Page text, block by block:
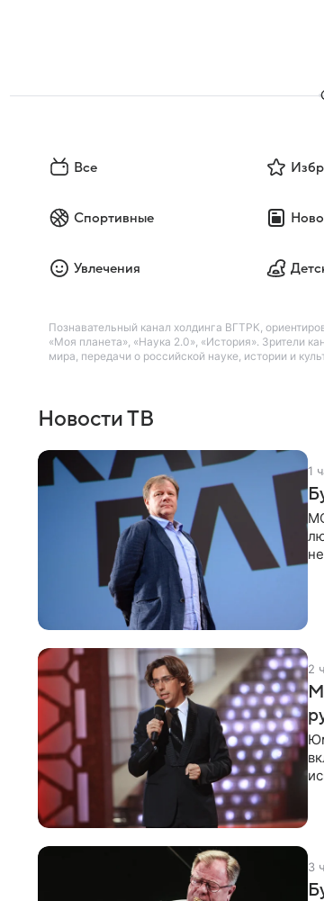
Все
Спортивные
Увлечения
Познавательный канал холдинга ВГТРК,
«Моя планета», «Наука 2.0», «История». Зрители
мира, передачи о российской науке, истории и
Новости ТВ
1
2
3